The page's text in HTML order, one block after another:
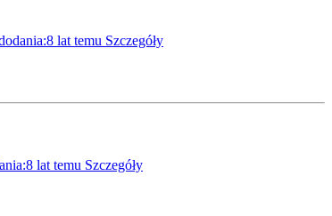
lat temu Szczegóły
lat temu Szczegóły